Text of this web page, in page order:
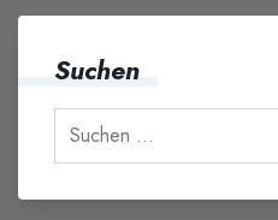
Suchen